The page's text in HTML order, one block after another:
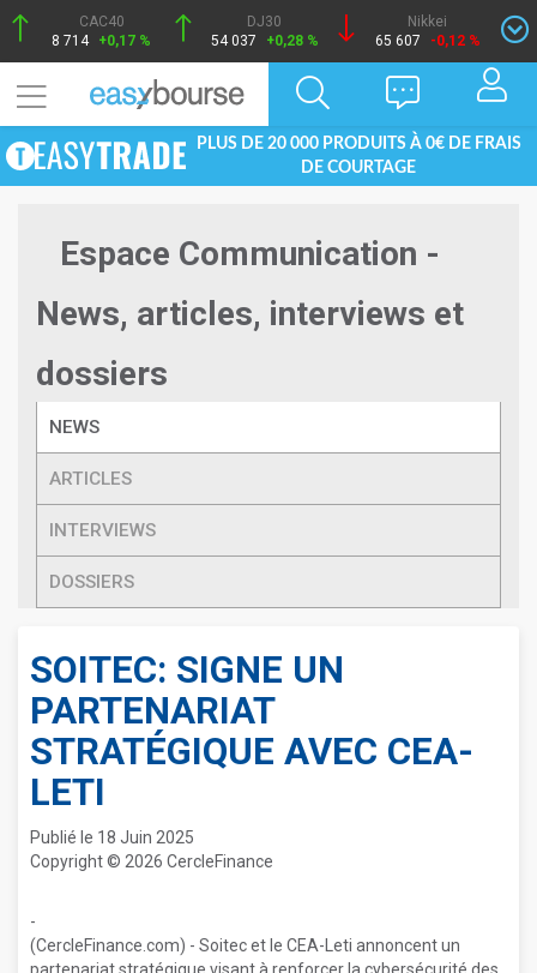
CAC40
8 714 +0,17 %
DJ30
54 037
+0,28 %
Nikkei
65 607
-0,12 %
PLUS DE 20 000 PRODUITS À 0€ DE FRAIS
DE COURTAGE
Espace Communication -
News, articles, interviews et
dossiers
NEWS
ARTICLES
INTERVIEWS
DOSSIERS
SOITEC: SIGNE UN
PARTENARIAT
STRATÉGIQUE AVEC CEA-
LETI
Publié le 18 Juin 2025
Copyright © 2026 CercleFinance
-
(CercleFinance.com) - Soitec et le CEA-Leti annoncent un